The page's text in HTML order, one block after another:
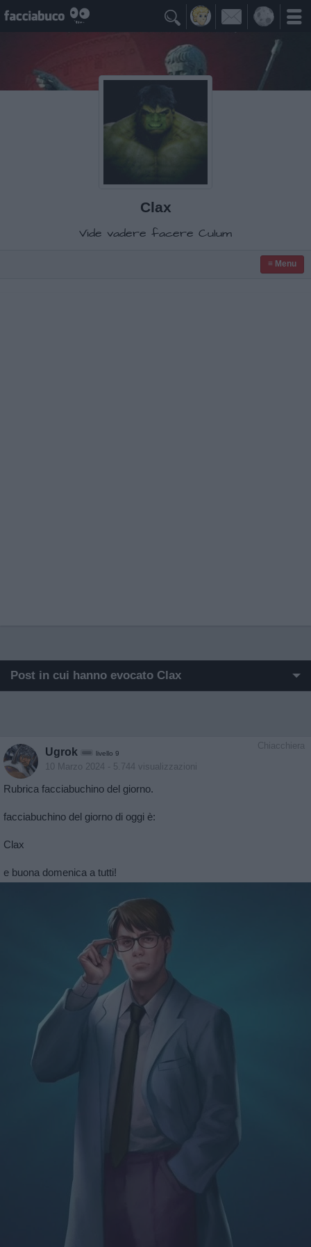

Clax
Vide vadere facere Culum
≡ Menu
Post in cui hanno evocato Clax
Post di Clax in ordine cronologico
Post commentati da Clax
Primi post di Clax
Chiacchiera
Ugrok livello 9
10 Marzo 2024 - 5.744 visualizzazioni
Rubrica facciabuchino del giorno.
facciabuchino del giorno di oggi è:
Clax
e buona domenica a tutti!